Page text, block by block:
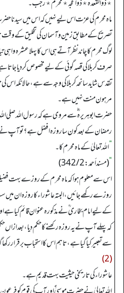
٭ ذوالقعدہ ٭ ذوالحجہ ٭ محرم ٭ رجب۔
ماہ محرم کی عزت اس لیے نہیں کہ اس میں سیدنا
تصریح کے مطابق زمین و آسمان کی تخلیق کے
لوگ محرم کا چاند نظر آتے ہی اس کا پہلا عشرہ واہی
صرف کربلا کی قصہ گوئی کے لیے مخصوص کر دیا جاتا ہے
تقدس شاید سانحہ کربلا کی وجہ سے ہے، حالانکہ
مرہون منت نہیں ہے۔
حضرت ابو ہریرہ ؓ سے مروی ہے کہ رسول اللہ صلی
رمضان کے بعد کون سا روزہ افضل ہے؟ تو آپ نے
”اللہ تعالیٰ کے ماہ محرم کا۔
“(مسندأحمد: 342/2)
اس سے معلوم ہوا کہ ماہ محرم کے روزے بہت
روزے رکھے جائیں، البتہ عاشوراء کا روزہ ان
کے لیے امام بخاری ؒ نے مذکورہ عنوان قائم کیا ہے
کہ پہلے آپ نے یہ روزہ رکھنے کا حکم دیا، بعد
سے تعبیر کیا گیا ہے، تاہم اس کا استحباب برقرار رکھا
(2)
عاشوراء کی تاریخی حیثیت بہت قدیم ہے۔